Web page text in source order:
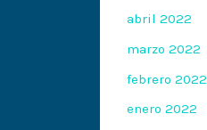
abril 2022
marzo 2022
febrero 2022
enero 2022